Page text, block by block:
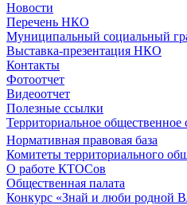
Новости
Перечень НКО
Муниципальный социальный
Выставка-презентация НКО
Контакты
Фотоотчет
Видеоотчет
Полезные ссылки
Территориальное общественное
Нормативная правовая база
Комитеты территориального
О работе КТОСов
Общественная палата
Конкурс «Знай и люби родной